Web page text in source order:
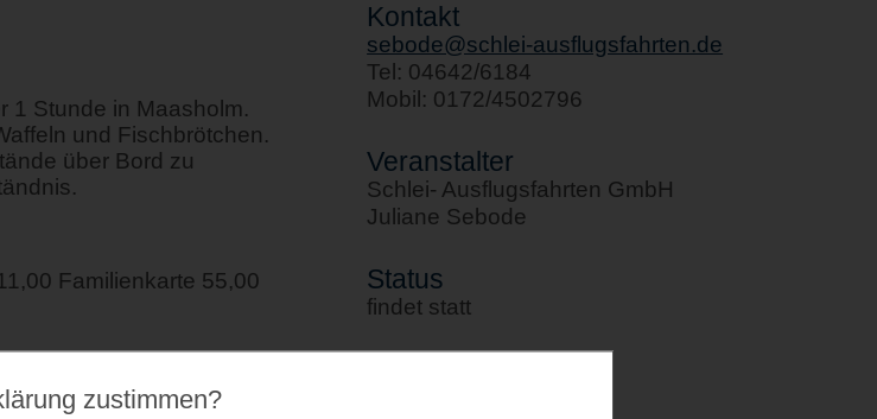
1 Stunde in Maasholm.
und Fischbrötchen.
über Bord zu
Familienkarte 55,00
Kontakt
sebode@schlei-ausflugsfahrten.de
Tel: 04642/6184
Mobil: 0172/4502796
Veranstalter
Schlei- Ausflugsfahrten GmbH
Juliane Sebode
Status
findet statt
zustimmen?